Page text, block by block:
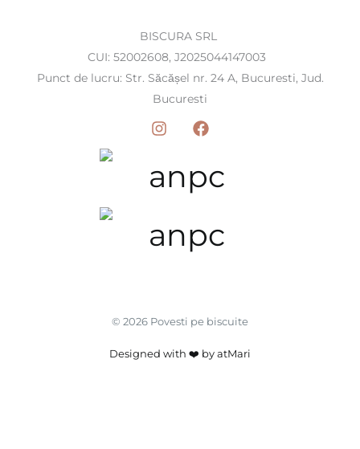
BISCURA SRL
CUI: 52002608, J2025044147003
Punct de lucru: Str. Săcășel nr. 24 A, Bucuresti, Jud.
Bucuresti
© 2026 Povesti pe biscuite
Designed with ❤️ by atMari